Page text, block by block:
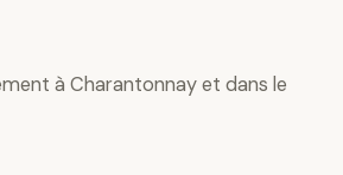
à Charantonnay et dans le